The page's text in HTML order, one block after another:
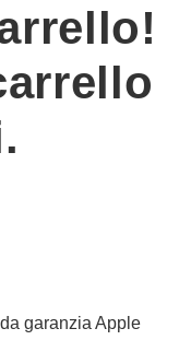
garanzia Apple